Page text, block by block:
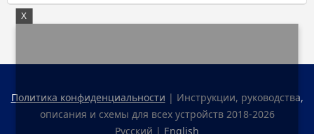
X
Политика конфиденциальности | Инструкции, руководства,
описания и схемы для всех устройств 2018-2026
Русский | English